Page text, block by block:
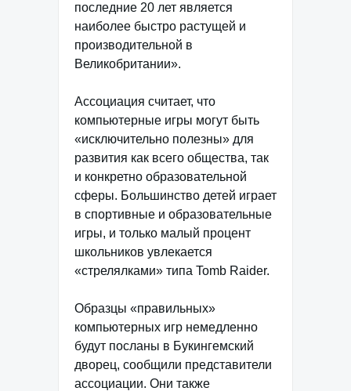
последние 20 лет является
наиболее быстро растущей и
производительной в
Великобритании».
Ассоциация считает, что
компьютерные игры могут быть
«исключительно полезны» для
развития как всего общества, так
и конкретно образовательной
сферы. Большинство детей играет
в спортивные и образовательные
игры, и только малый процент
школьников увлекается
«стрелялками» типа Tomb Raider.
Образцы «правильных»
компьютерных игр немедленно
будут посланы в Букингемский
дворец, сообщили представители
ассоциации. Они также